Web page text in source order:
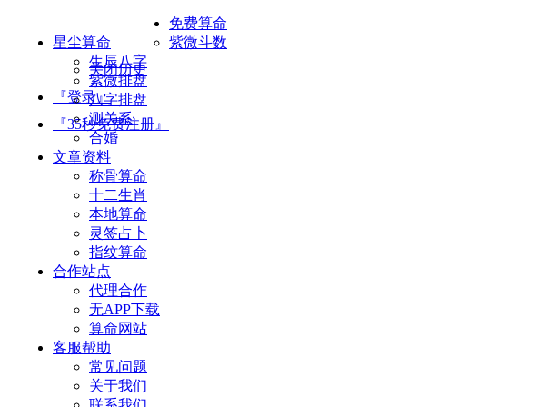
星尘算命
关闭历史
『登录』
『35秒免费注册』
免费算命
紫微斗数
生辰八字
紫微排盘
八字排盘
测关系
合婚
文章资料
称骨算命
十二生肖
本地算命
灵签占卜
指纹算命
合作站点
代理合作
无APP下载
算命网站
客服帮助
常见问题
关于我们